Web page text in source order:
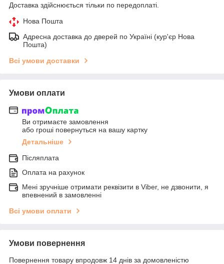
Доставка здійснюється тільки по передоплаті.
Нова Пошта
Адресна доставка до дверей по Україні (кур'єр Нова
Пошта)
Всі умови доставки
Умови оплати
Ви отримаєте замовлення
або гроші повернуться на вашу картку
Детальніше
Післяплата
Оплата на рахунок
Мені зручніше отримати реквізити в Viber, не дзвонити, я
впевнений в замовленні
Всі умови оплати
Умови повернення
Повернення товару впродовж 14 днів за домовленістю